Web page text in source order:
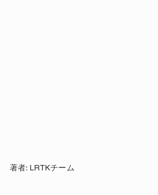
著者: LRTKチーム